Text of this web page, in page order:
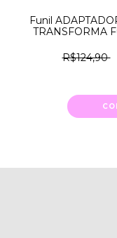
Funil
TRANSFORMA
R$124,90